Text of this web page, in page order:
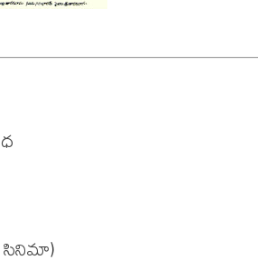
సినిమా)